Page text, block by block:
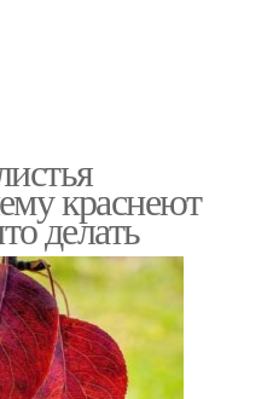
краснеют
делать